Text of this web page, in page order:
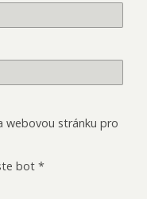
webovou stránku pro
bot *